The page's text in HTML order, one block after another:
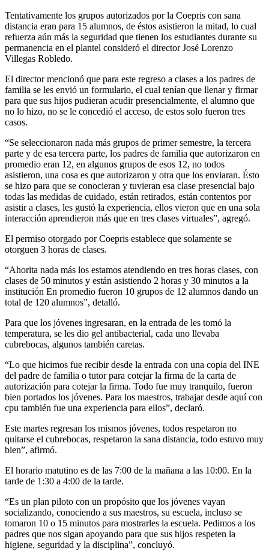
Tentativamente los grupos autorizados por la Coepris con sana
distancia eran para 15 alumnos, de éstos asistieron la mitad, lo cual
refuerza aún más la seguridad que tienen los estudiantes durante su
permanencia en el plantel consideró el director José Lorenzo
Villegas Robledo.
El director mencionó que para este regreso a clases a los padres de
familia se les envió un formulario, el cual tenían que llenar y firmar
para que sus hijos pudieran acudir presencialmente, el alumno que
no lo hizo, no se le concedió el acceso, de estos solo fueron tres
casos.
“Se seleccionaron nada más grupos de primer semestre, la tercera
parte y de esa tercera parte, los padres de familia que autorizaron en
promedio eran 12, en algunos grupos de esos 12, no todos
asistieron, una cosa es que autorizaron y otra que los enviaran. Ésto
se hizo para que se conocieran y tuvieran esa clase presencial bajo
todas las medidas de cuidado, están retirados, están contentos por
asistir a clases, les gustó la experiencia, ellos vieron que en una sola
interacción aprendieron más que en tres clases virtuales”, agregó.
El permiso otorgado por Coepris establece que solamente se
otorguen 3 horas de clases.
“Ahorita nada más los estamos atendiendo en tres horas clases, con
clases de 50 minutos y están asistiendo 2 horas y 30 minutos a la
institución En promedio fueron 10 grupos de 12 alumnos dando un
total de 120 alumnos”, detalló.
Para que los jóvenes ingresaran, en la entrada de les tomó la
temperatura, se les dio gel antibacterial, cada uno llevaba
cubrebocas, algunos también caretas.
“Lo que hicimos fue recibir desde la entrada con una copia del INE
del padre de familia o tutor para cotejar la firma de la carta de
autorización para cotejar la firma. Todo fue muy tranquilo, fueron
bien portados los jóvenes. Para los maestros, trabajar desde aquí con
cpu también fue una experiencia para ellos”, declaró.
Este martes regresan los mismos jóvenes, todos respetaron no
quitarse el cubrebocas, respetaron la sana distancia, todo estuvo muy
bien”, afirmó.
El horario matutino es de las 7:00 de la mañana a las 10:00. En la
tarde de 1:30 a 4:00 de la tarde.
“Es un plan piloto con un propósito que los jóvenes vayan
socializando, conociendo a sus maestros, su escuela, incluso se
tomaron 10 o 15 minutos para mostrarles la escuela. Pedimos a los
padres que nos sigan apoyando para que sus hijos respeten la
higiene, seguridad y la disciplina”, concluyó.